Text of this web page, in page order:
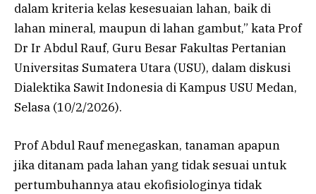
dalam kriteria kelas kesesuaian lahan, baik di
lahan mineral, maupun di lahan gambut,” kata Prof
Dr Ir Abdul Rauf, Guru Besar Fakultas Pertanian
Universitas Sumatera Utara (USU), dalam diskusi
Dialektika Sawit Indonesia di Kampus USU Medan,
Selasa (10/2/2026).
Prof Abdul Rauf menegaskan, tanaman apapun
jika ditanam pada lahan yang tidak sesuai untuk
pertumbuhannya atau ekofisiologinya tidak